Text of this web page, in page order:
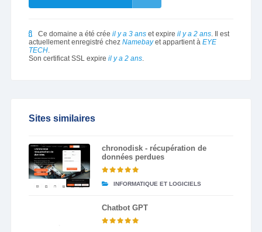
Ce domaine a été crée il y a 3 anset expire il y a 2 ans. Il est
actuellement enregistré chez Namebayet appartient à EYE
TECH.
Son certificat SSL expire il y a 2 ans.
Sites similaires
chronodisk - récupération de
données perdues
INFORMATIQUE ET LOGICIELS
Chatbot GPT